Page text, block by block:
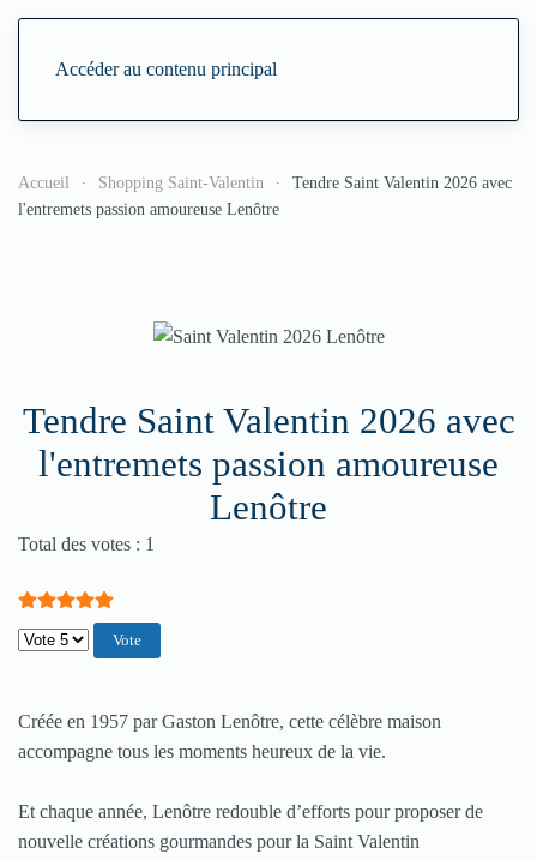
Accéder au contenu principal
Accueil Shopping Saint-Valentin
Tendre Saint Valentin 2026 avec
l'entremets passion amoureuse Lenôtre
Tendre Saint Valentin 2026 avec
l'entremets passion amoureuse
Lenôtre
Vote utilisateur: 5/
Total des votes : 1
Veuillez voter
Créée en 1957 par Gaston Lenôtre, cette célèbre maison
accompagne tous les moments heureux de la vie.
Et chaque année, Lenôtre redouble d’efforts pour proposer de
nouvelle créations gourmandes pour la Saint Valentin